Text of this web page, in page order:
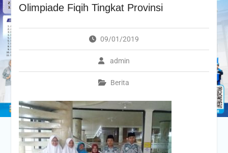
Olimpiade Fiqih Tingkat Provinsi
09/01/2019
admin
Berita